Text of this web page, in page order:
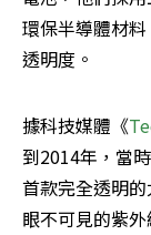
環保半導體材
透明度。
據科技媒體《
到2014年，當
首款完全透明
眼不可見的紫